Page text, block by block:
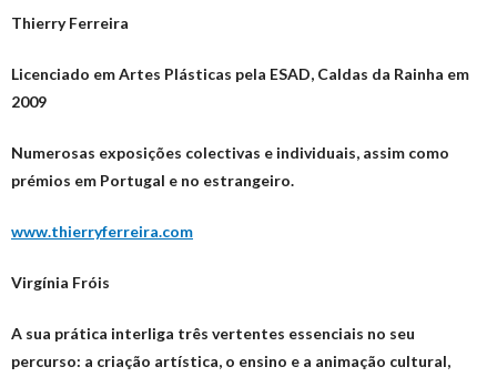
Thierry Ferreira
Licenciado em Artes Plásticas pela ESAD, Caldas da Rainha em
2009
Numerosas exposições colectivas e individuais, assim como
prémios em Portugal e no estrangeiro.
www.thierryferreira.com
Virgínia Fróis
A sua prática interliga três vertentes essenciais no seu
percurso: a criação artística, o ensino e a animação cultural,